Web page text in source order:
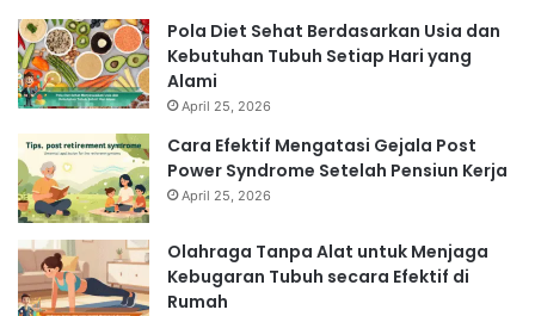
Pola Diet Sehat Berdasarkan Usia dan
Kebutuhan Tubuh Setiap Hari yang
Alami
April 25, 2026
Cara Efektif Mengatasi Gejala Post
Power Syndrome Setelah Pensiun Kerja
April 25, 2026
Olahraga Tanpa Alat untuk Menjaga
Kebugaran Tubuh secara Efektif di
Rumah